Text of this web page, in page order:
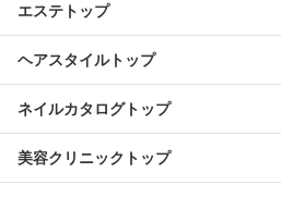
エステトップ
ヘアスタイルトップ
ネイルカタログトップ
美容クリニックトップ